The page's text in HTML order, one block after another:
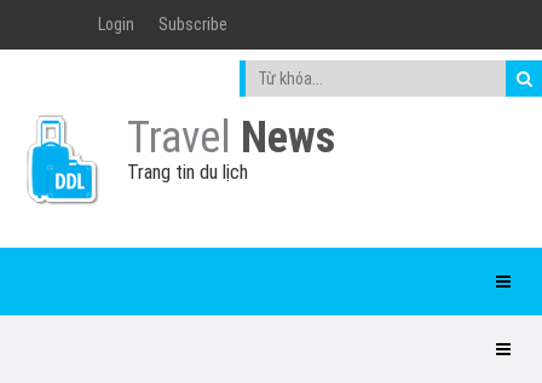
Login Subscribe
Travel News
Trang tin du lịch